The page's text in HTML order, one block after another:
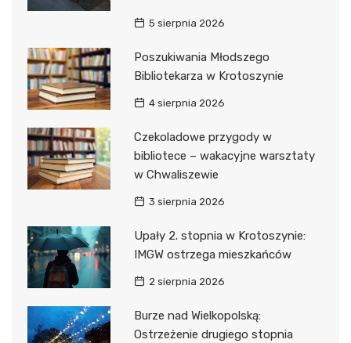
5 sierpnia 2026
Poszukiwania Młodszego
Bibliotekarza w Krotoszynie
4 sierpnia 2026
Czekoladowe przygody w
bibliotece – wakacyjne warsztaty
w Chwaliszewie
3 sierpnia 2026
Upały 2. stopnia w Krotoszynie:
IMGW ostrzega mieszkańców
2 sierpnia 2026
Burze nad Wielkopolską:
Ostrzeżenie drugiego stopnia